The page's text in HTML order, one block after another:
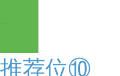
荐位⑩